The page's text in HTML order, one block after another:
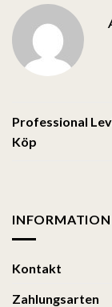
Professional
Köp
INFORMATION
Kontakt
Zahlungsarten